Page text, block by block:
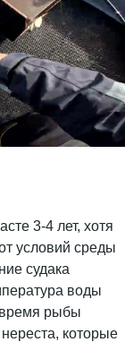
3-4 лет, хотя
условий среды
судака
воды
время рыбы
которые